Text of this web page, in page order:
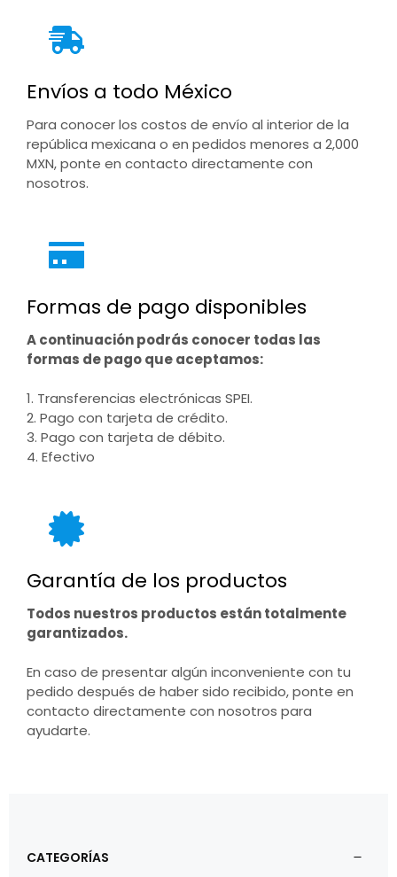
Envíos a todo México
Para conocer los costos de envío al interior de la
república mexicana o en pedidos menores a 2,000
MXN, ponte en contacto directamente con
nosotros.
Formas de pago disponibles
A continuación podrás conocer todas las
formas de pago que aceptamos:
1. Transferencias electrónicas SPEI.
2. Pago con tarjeta de crédito.
3. Pago con tarjeta de débito.
4. Efectivo
Garantía de los productos
Todos nuestros productos están totalmente
garantizados.
En caso de presentar algún inconveniente con tu
pedido después de haber sido recibido, ponte en
contacto directamente con nosotros para
ayudarte.
CATEGORÍAS